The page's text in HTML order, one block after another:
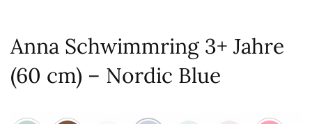
Anna Schwimmring 3+ Jahre
(60 cm) – Nordic Blue